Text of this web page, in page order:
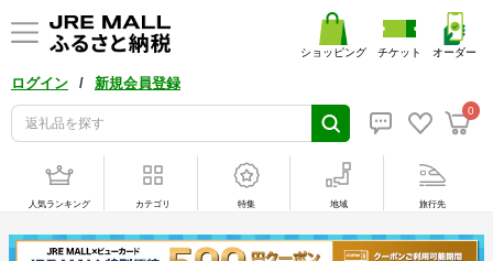
ログイン / 新規会員登録
0
ショッピング チケット オーダー
人気ランキング カテゴリ 特集 地域 旅行先